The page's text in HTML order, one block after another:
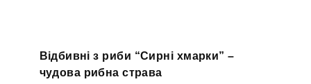
Відбивні з риби “Сирні хмарки” –
чудова рибна страва